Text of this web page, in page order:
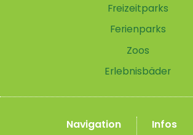
Freizeitparks
Ferienparks
Zoos
Erlebnisbäder
Navigation
Infos